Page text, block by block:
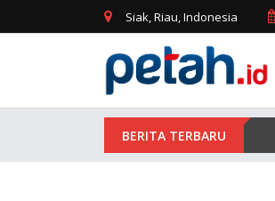
Siak, Riau, Indonesia